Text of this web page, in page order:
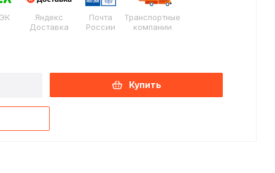
Яндекс
Доставка
Почта
России
Транспортные
компании
Купить